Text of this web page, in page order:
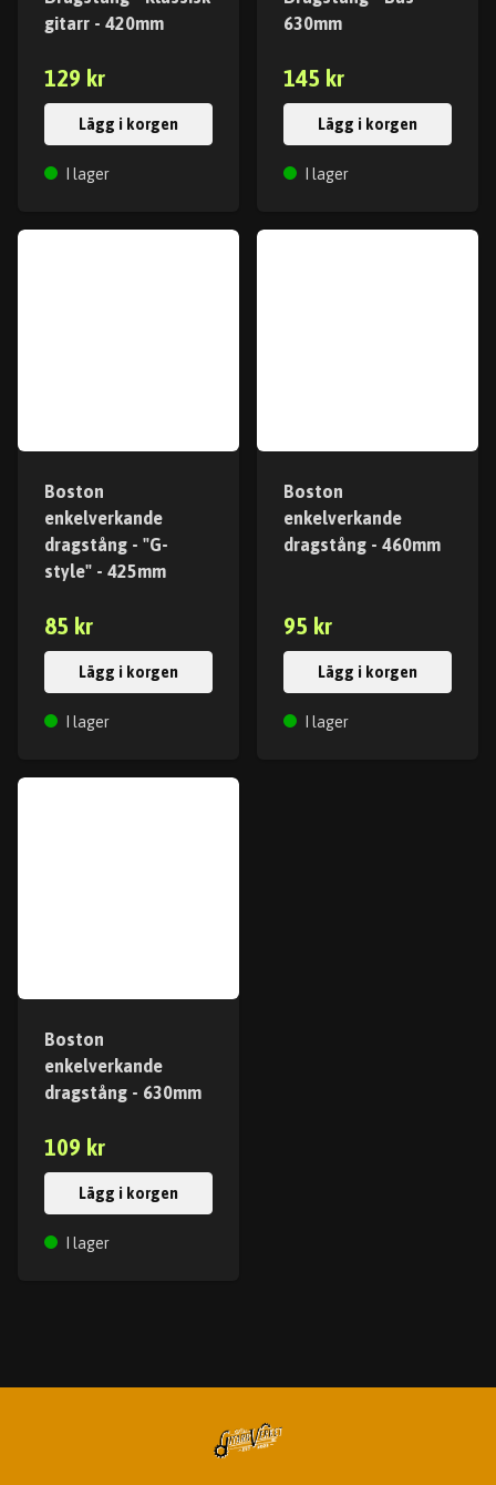
gitarr - 420mm
129 kr
Lägg i korgen
I lager
630mm
145 kr
Lägg i korgen
I lager
Boston
enkelverkande
dragstång - "G-
style" - 425mm
85 kr
Lägg i korgen
I lager
Boston
enkelverkande
dragstång - 460mm
95 kr
Lägg i korgen
I lager
Boston
enkelverkande
dragstång - 630mm
109 kr
Lägg i korgen
I lager